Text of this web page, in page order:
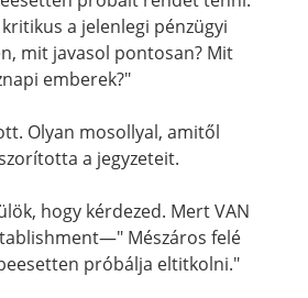
a jelenlegi pénzügyi
mit javasol pontosan? Mit
emberek?"
Olyan mosollyal, amitől
a jegyzeteit.
hogy kérdezed. Mert VAN
Mészáros felé
próbálja eltitkolni."